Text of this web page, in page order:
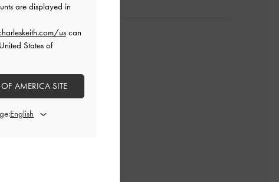
are displayed in
uscan
States of
OF AMERICA SITE